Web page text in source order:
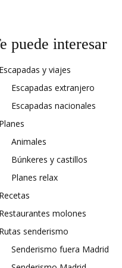
puede interesar
y viajes
Escapadas extranjero
Escapadas nacionales
Animales
Búnkeres y castillos
Planes relax
molones
senderismo
Senderismo fuera Madrid